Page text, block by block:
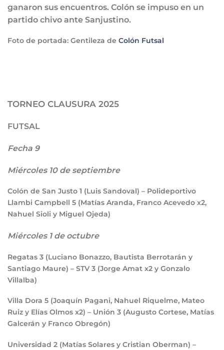
ganaron sus encuentros. Colón se impuso en un
partido chivo ante Sanjustino.
Foto de portada: Gentileza de Colón Futsal
TORNEO CLAUSURA 2025
FUTSAL
Fecha 9
Miércoles 10 de septiembre
Colón de San Justo 1 (Luis Sandoval) – Polideportivo
Llambi Campbell 5 (Matías Aranda, Franco Acevedo x2,
Nahuel Sioli y Miguel Ojeda)
Miércoles 1 de octubre
Regatas 3 (Luciano Bonazzo, Bautista Berrotarán y
Santiago Maure) – STV 3 (Jorge Amat x2 y Gonzalo
Villalba)
Villa Dora 5 (Joaquín Pagani, Nahuel Riquelme, Mateo
Ruiz y Elías Olmos x2) – Unión 3 (Augusto Cortese, Matías
Galcerán y Franco Obregón)
Universidad 2 (Matías Solares y Cristian Oberman) –